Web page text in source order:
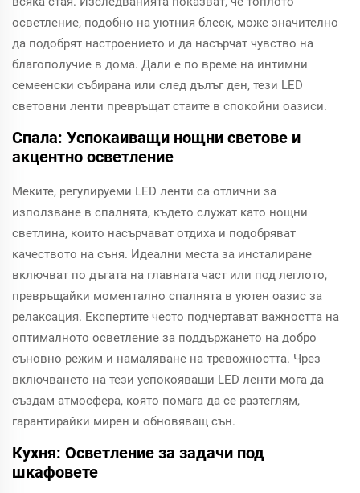
осветление, подобно на уютния блеск, може значително
да подобрят настроението и да насърчат чувство на
благополучие в дома. Дали е по време на интимни
семеенски събирана или след дълъг ден, тези LED
световни ленти превръщат стаите в спокойни оазиси.
Спала: Успокаиващи нощни светове и
акцентно осветление
Меките, регулируеми LED ленти са отлични за
използване в спалнята, където служат като нощни
светлина, които насърчават отдиха и подобряват
качеството на съня. Идеални места за инсталиране
включват по дъгата на главната част или под леглото,
превръщайки моментално спалнята в уютен оазис за
релаксация. Експертите често подчертават важността на
оптималното осветление за поддържането на добро
съновно режим и намаляване на тревожността. Чрез
включването на тези успокояващи LED ленти мога да
създам атмосфера, която помага да се разтеглям,
гарантирайки мирен и обновяващ сън.
Кухня: Осветление за задачи под
шкафовете